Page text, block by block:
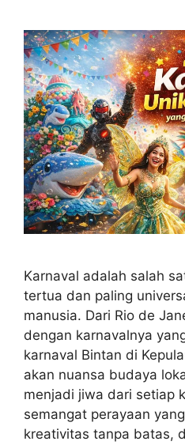
Karnaval adalah salah
tertua dan paling
manusia. Dari Rio de
dengan karnavalnya
karnaval Bintan di
akan nuansa budaya
menjadi jiwa dari setiap
semangat perayaan
kreativitas tanpa batas,